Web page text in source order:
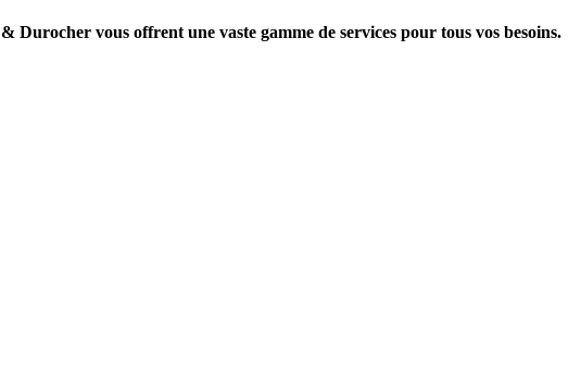
vous offrent une vaste gamme de services pour tous vos besoins.